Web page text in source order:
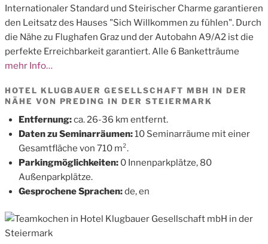
Internationaler Standard und Steirischer Charme garantieren
den Leitsatz des Hauses "Sich Willkommen zu fühlen". Durch
die Nähe zu Flughafen Graz und der Autobahn A9/A2 ist die
perfekte Erreichbarkeit garantiert. Alle 6 Banketträume
mehr Info…
HOTEL KLUGBAUER GESELLSCHAFT MBH IN DER
NÄHE VON PREDING IN DER STEIERMARK
Entfernung:ca. 26-36 km entfernt.
Daten zu Seminarräumen:10 Seminarräume mit einer
Gesamtfläche von 710 m².
Parkingmöglichkeiten: 0 Innenparkplätze, 80
Außenparkplätze.
Gesprochene Sprachen:de, en